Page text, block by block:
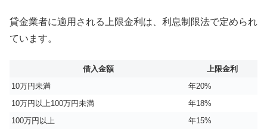
貸金業者に適用される上限金利は、利息制限法で定められ
ています。
借入金額
上限金利
10万円未満
年20%
10万円以上100万円未満
年18%
100万円以上
年15%